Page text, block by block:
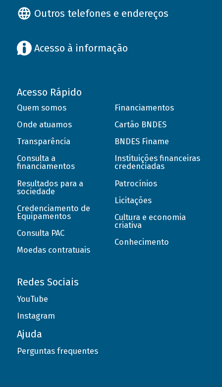
Outros telefones e endereços
Acesso à informação
Acesso Rápido
Quem somos
Onde atuamos
Transparência
Consulta a
financiamentos
Resultados para a
sociedade
Credenciamento de
Equipamentos
Consulta PAC
Moedas contratuais
Financiamentos
Cartão BNDES
BNDES Finame
Instituições financeiras
credenciadas
Patrocínios
Licitações
Cultura e economia
criativa
Conhecimento
Redes Sociais
YouTube
Instagram
Ajuda
Perguntas frequentes